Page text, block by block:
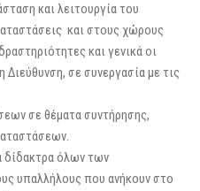
και λειτουργία του
και στους χώρους
και γενικά οι
σε συνεργασία με τις
σε θέματα συντήρησης,
δίδακτρα όλων των
υπαλλήλους που ανήκουν στο